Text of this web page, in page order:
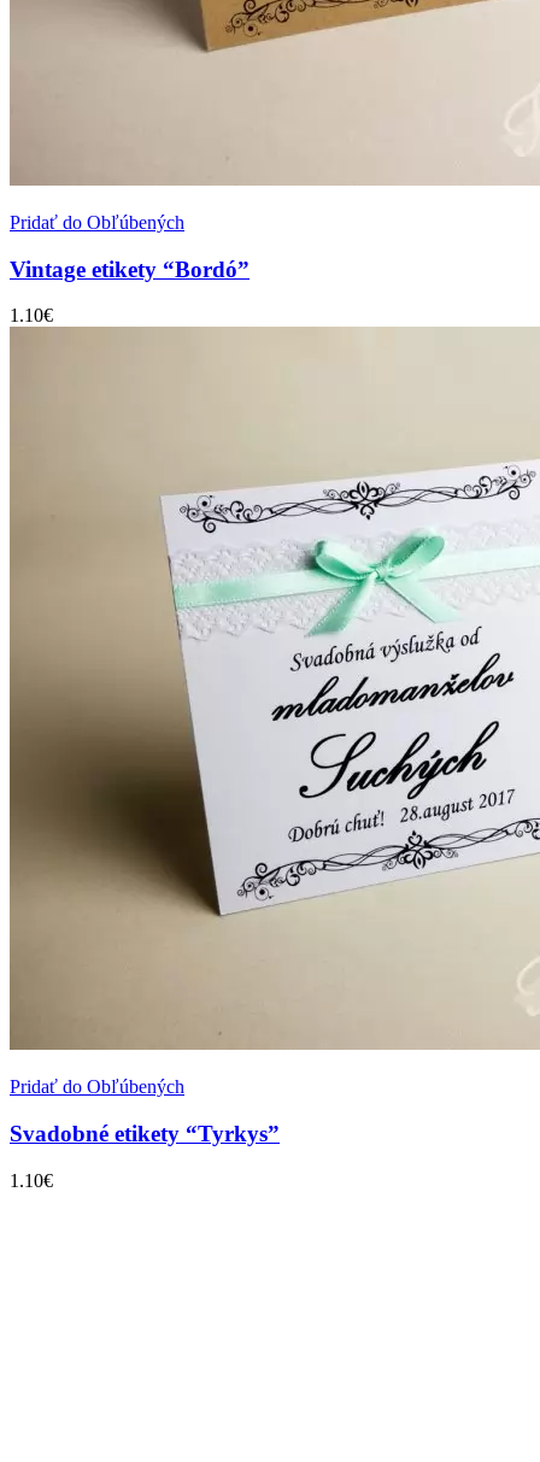
Pridať do Obľúbených
Vintage etikety “Bordó”
1.10€
Pridať do Obľúbených
Svadobné etikety “Tyrkys”
1.10€